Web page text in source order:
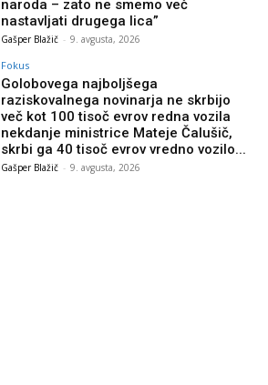
naroda – zato ne smemo več
nastavljati drugega lica”
Gašper Blažič - 9. avgusta, 2026
Fokus
Golobovega najboljšega
raziskovalnega novinarja ne skrbijo
več kot 100 tisoč evrov redna vozila
nekdanje ministrice Mateje Čalušič,
skrbi ga 40 tisoč evrov vredno vozilo...
Gašper Blažič - 9. avgusta, 2026